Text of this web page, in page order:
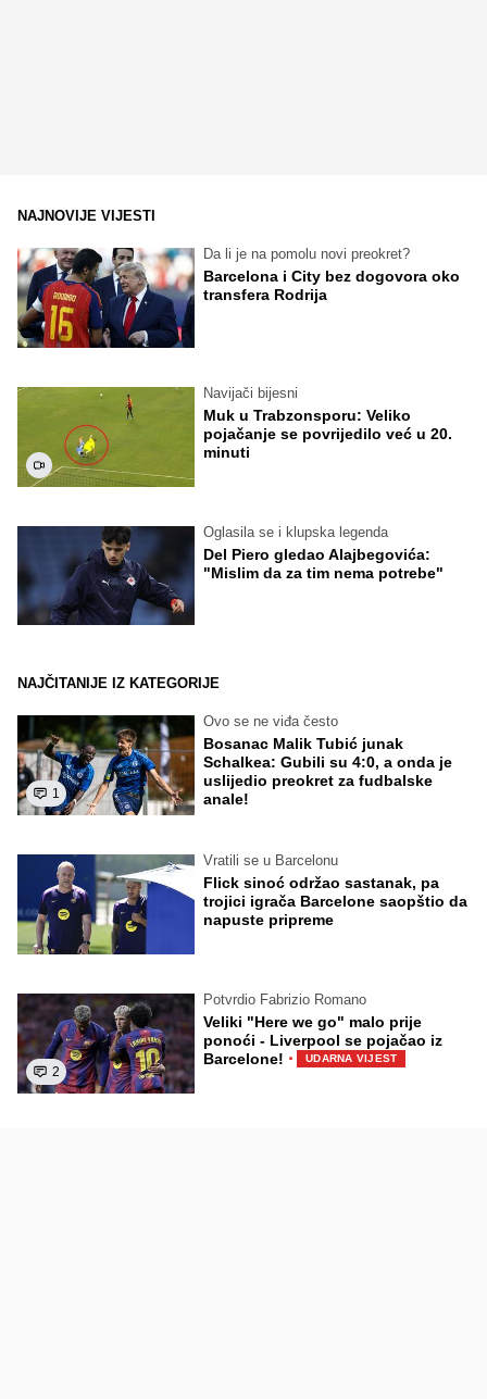
NAJNOVIJE VIJESTI
Da li je na pomolu novi preokret?
Barcelona i City bez dogovora oko
transfera Rodrija
Navijači bijesni
Muk u Trabzonsporu: Veliko
pojačanje se povrijedilo već u 20.
minuti
Oglasila se i klupska legenda
Del Piero gledao Alajbegovića:
"Mislim da za tim nema potrebe"
NAJČITANIJE IZ KATEGORIJE
1
Ovo se ne viđa često
Bosanac Malik Tubić junak
Schalkea: Gubili su 4:0, a onda je
uslijedio preokret za fudbalske
anale!
Vratili se u Barcelonu
Flick sinoć održao sastanak, pa
trojici igrača Barcelone saopštio da
napuste pripreme
2
Potvrdio Fabrizio Romano
Veliki "Here we go" malo prije
ponoći - Liverpool se pojačao iz
Barcelone! · UDARNA VIJEST